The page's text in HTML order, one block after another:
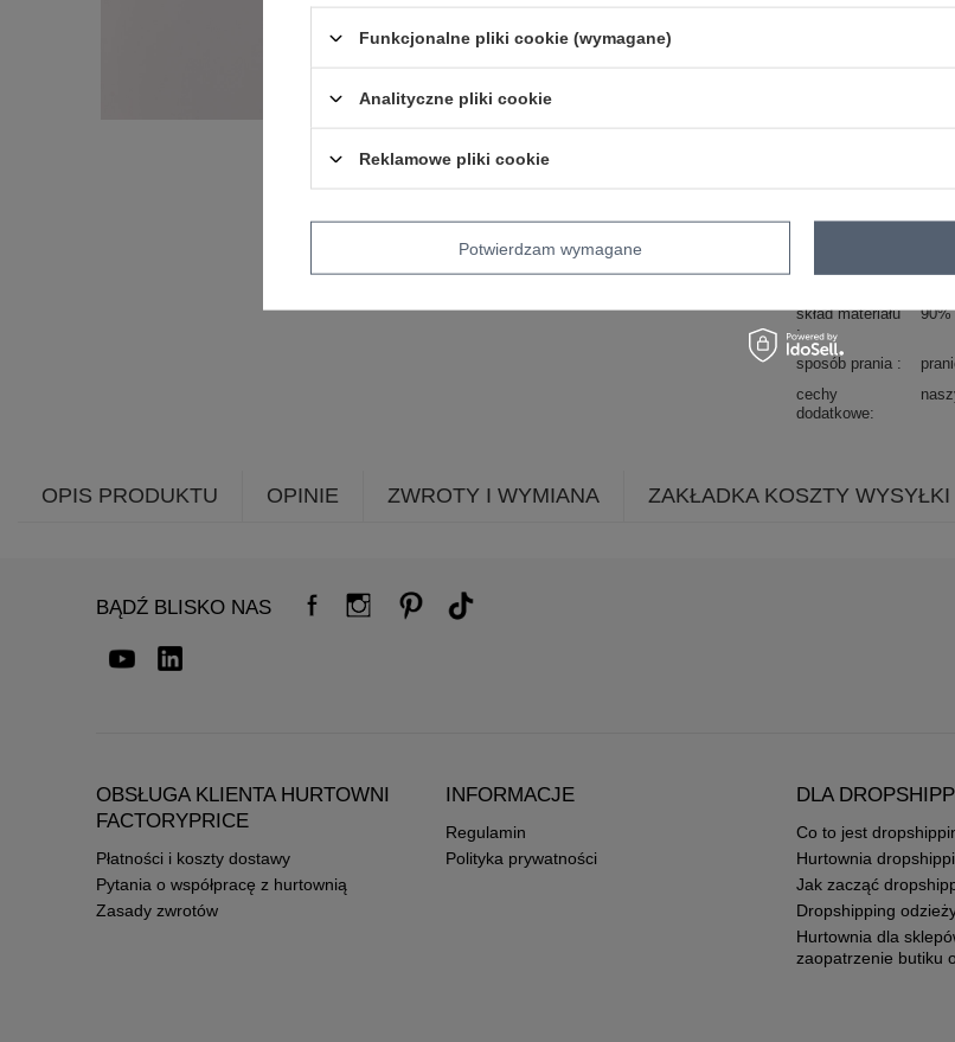
rękaw
skład materiału
90%
sposób prania
cechy
dodatkowe
OPIS PRODUKTU OPINIE ZWROTY I WYMIANA ZAKŁADKA KOSZTY WYSYŁKI
BĄDŹ BLISKO NAS
OBSŁUGA KLIENTA HURTOWNI
FACTORYPRICE
Płatności i koszty dostawy
Pytania o współpracę z hurtownią
Zasady zwrotów
INFORMACJE
Regulamin
Polityka prywatności
DLA
Co to jest
Hurtownia
Jak zacząć
Dropshipping
Hurtownia dla
zaopatrzenie butiku
Funkcjonalne pliki cookie (wymagane)
Analityczne pliki cookie
Reklamowe pliki cookie
Potwierdzam wymagane